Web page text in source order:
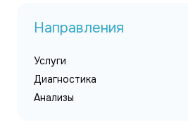
Направления
Услуги
Диагностика
Анализы